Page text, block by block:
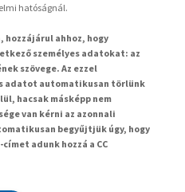
hatóságnál.
hozzájárul ahhoz, hogy
személyes adatokat: az
szövege. Az ezzel
adatot automatikusan törlünk
hacsak másképp nem
van kérni az azonnali
begyűjtjük úgy, hogy
adunk hozzá a CC